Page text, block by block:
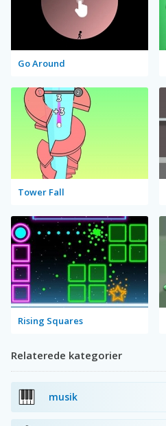
Go Around
Tower Fall
Rising Squares
Relaterede kategorier
musik